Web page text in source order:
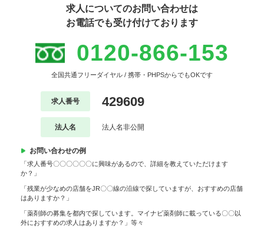
求人についてのお問い合わせは
お電話でも受け付けております
0120-866-153
全国共通フリーダイヤル / 携帯・PHPSからでもOKです
求人番号 429609
法人名 法人名非公開
お問い合わせの例
「求人番号〇〇〇〇〇〇に興味があるので、詳細を教えていただけます
か？」
「残業が少なめの店舗をJR〇〇線の沿線で探していますが、おすすめの店舗
はありますか？」
「薬剤師の募集を都内で探しています。マイナビ薬剤師に載っている〇〇以
外におすすめの求人はありますか？」等々